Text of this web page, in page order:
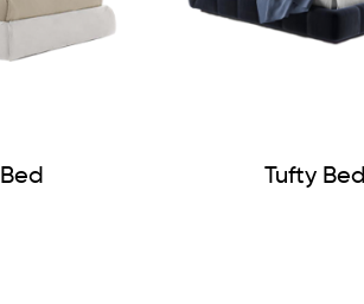
Tufty Bed